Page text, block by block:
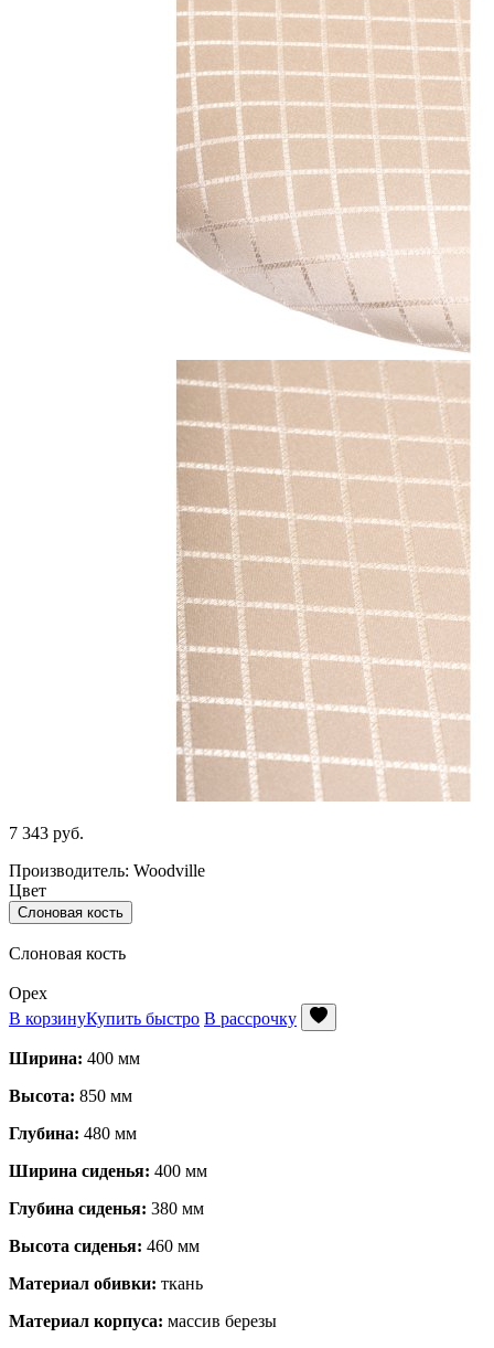
7 343 руб.
Производитель: Woodville
Цвет
Слоновая кость
Слоновая кость
Орех
В корзинуКупить быстро В рассрочку
Ширина: 400 мм
Высота: 850 мм
Глубина: 480 мм
Ширина сиденья: 400 мм
Глубина сиденья: 380 мм
Высота сиденья: 460 мм
Материал обивки: ткань
Материал корпуса: массив березы